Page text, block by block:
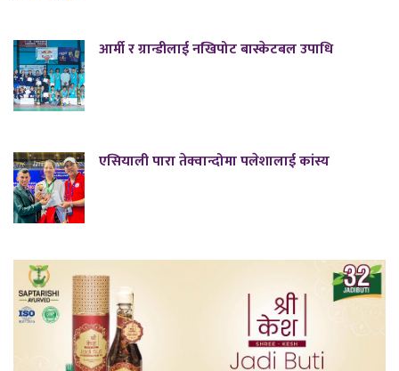
आर्मी र ग्रान्डीलाई नखिपोट बास्केटबल उपाधि
एसियाली पारा तेक्वान्दोमा पलेशालाई कांस्य